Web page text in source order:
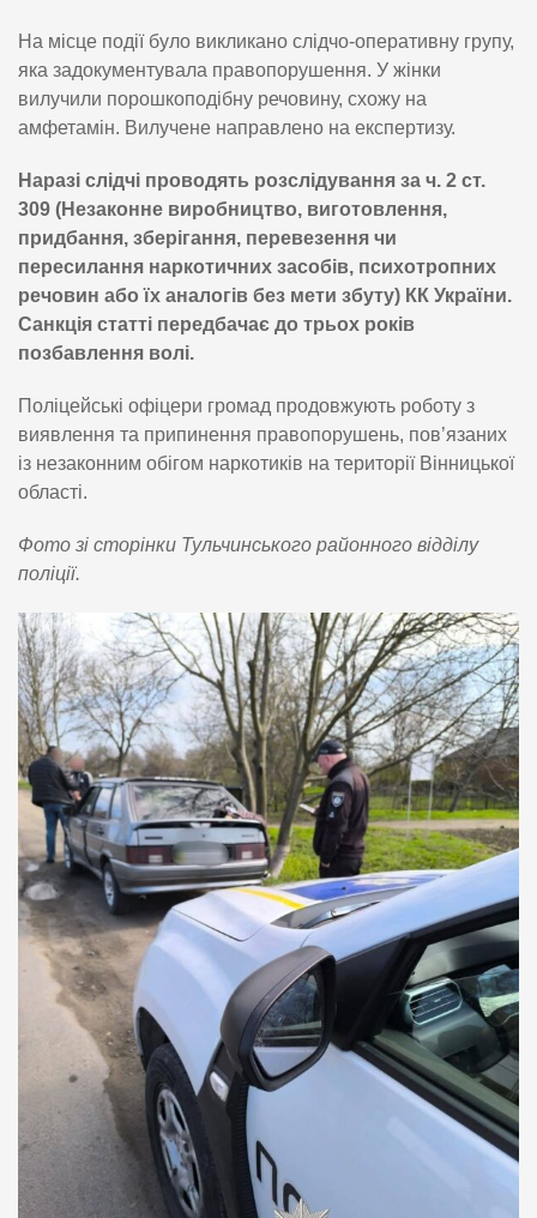
На місце події було викликано слідчо-оперативну групу,
яка задокументувала правопорушення. У жінки
вилучили порошкоподібну речовину, схожу на
амфетамін. Вилучене направлено на експертизу.
Наразі слідчі проводять розслідування за ч. 2 ст.
309 (Незаконне виробництво, виготовлення,
придбання, зберігання, перевезення чи
пересилання наркотичних засобів, психотропних
речовин або їх аналогів без мети збуту) КК України.
Санкція статті передбачає до трьох років
позбавлення волі.
Поліцейські офіцери громад продовжують роботу з
виявлення та припинення правопорушень, пов’язаних
із незаконним обігом наркотиків на території Вінницької
області.
Фото зі сторінки Тульчинського районного відділу
поліції.